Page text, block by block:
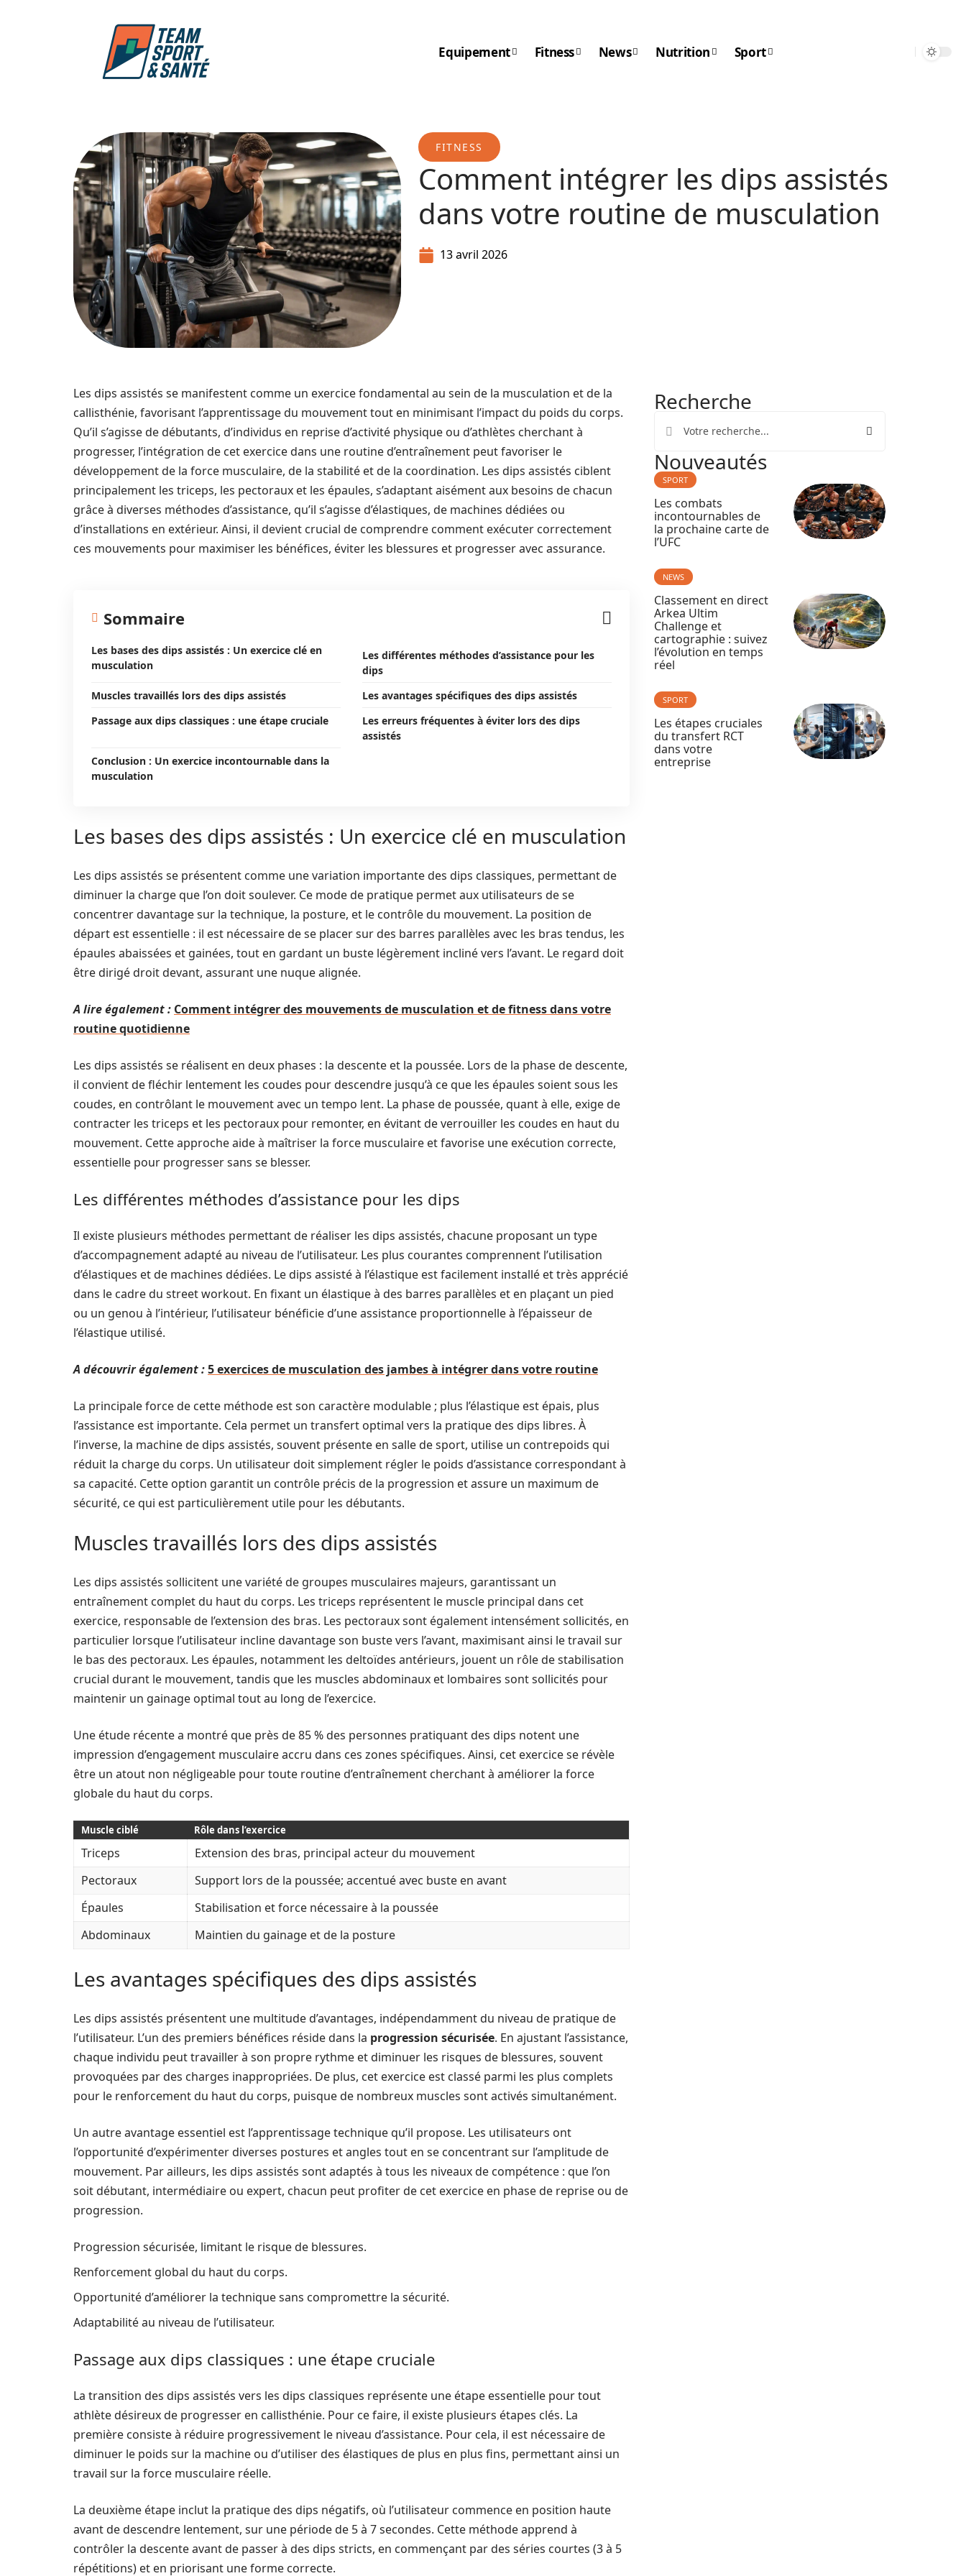
Equipement Fitness News Nutrition Sport
FITNESS
Comment intégrer les dips assistés
dans votre routine de musculation
13 avril 2026
Les dips assistés se manifestent comme un exercice fondamental au sein de la musculation et de la
callisthénie, favorisant l’apprentissage du mouvement tout en minimisant l’impact du poids du corps.
Qu’il s’agisse de débutants, d’individus en reprise d’activité physique ou d’athlètes cherchant à
progresser, l’intégration de cet exercice dans une routine d’entraînement peut favoriser le
développement de la force musculaire, de la stabilité et de la coordination. Les dips assistés ciblent
principalement les triceps, les pectoraux et les épaules, s’adaptant aisément aux besoins de chacun
grâce à diverses méthodes d’assistance, qu’il s’agisse d’élastiques, de machines dédiées ou
d’installations en extérieur. Ainsi, il devient crucial de comprendre comment exécuter correctement
ces mouvements pour maximiser les bénéfices, éviter les blessures et progresser avec assurance.
Sommaire
Les bases des dips assistés : Un exercice clé en
musculation
Les différentes méthodes d’assistance pour les
dips
Muscles travaillés lors des dips assistés
Les avantages spécifiques des dips assistés
Passage aux dips classiques : une étape cruciale
Les erreurs fréquentes à éviter lors des dips
assistés
Conclusion : Un exercice incontournable dans la
musculation
Les bases des dips assistés : Un exercice clé en musculation
Les dips assistés se présentent comme une variation importante des dips classiques, permettant de
diminuer la charge que l’on doit soulever. Ce mode de pratique permet aux utilisateurs de se
concentrer davantage sur la technique, la posture, et le contrôle du mouvement. La position de
départ est essentielle : il est nécessaire de se placer sur des barres parallèles avec les bras tendus, les
épaules abaissées et gainées, tout en gardant un buste légèrement incliné vers l’avant. Le regard doit
être dirigé droit devant, assurant une nuque alignée.
A lire également : Comment intégrer des mouvements de musculation et de fitness dans votre
routine quotidienne
Les dips assistés se réalisent en deux phases : la descente et la poussée. Lors de la phase de descente,
il convient de fléchir lentement les coudes pour descendre jusqu’à ce que les épaules soient sous les
coudes, en contrôlant le mouvement avec un tempo lent. La phase de poussée, quant à elle, exige de
contracter les triceps et les pectoraux pour remonter, en évitant de verrouiller les coudes en haut du
mouvement. Cette approche aide à maîtriser la force musculaire et favorise une exécution correcte,
essentielle pour progresser sans se blesser.
Les différentes méthodes d’assistance pour les dips
Il existe plusieurs méthodes permettant de réaliser les dips assistés, chacune proposant un type
d’accompagnement adapté au niveau de l’utilisateur. Les plus courantes comprennent l’utilisation
d’élastiques et de machines dédiées. Le dips assisté à l’élastique est facilement installé et très apprécié
dans le cadre du street workout. En fixant un élastique à des barres parallèles et en plaçant un pied
ou un genou à l’intérieur, l’utilisateur bénéficie d’une assistance proportionnelle à l’épaisseur de
l’élastique utilisé.
A découvrir également :5 exercices de musculation des jambes à intégrer dans votre routine
La principale force de cette méthode est son caractère modulable ; plus l’élastique est épais, plus
l’assistance est importante. Cela permet un transfert optimal vers la pratique des dips libres. À
l’inverse, la machine de dips assistés, souvent présente en salle de sport, utilise un contrepoids qui
réduit la charge du corps. Un utilisateur doit simplement régler le poids d’assistance correspondant à
sa capacité. Cette option garantit un contrôle précis de la progression et assure un maximum de
sécurité, ce qui est particulièrement utile pour les débutants.
Muscles travaillés lors des dips assistés
Les dips assistés sollicitent une variété de groupes musculaires majeurs, garantissant un
entraînement complet du haut du corps. Les triceps représentent le muscle principal dans cet
exercice, responsable de l’extension des bras. Les pectoraux sont également intensément sollicités, en
particulier lorsque l’utilisateur incline davantage son buste vers l’avant, maximisant ainsi le travail sur
le bas des pectoraux. Les épaules, notamment les deltoïdes antérieurs, jouent un rôle de stabilisation
crucial durant le mouvement, tandis que les muscles abdominaux et lombaires sont sollicités pour
maintenir un gainage optimal tout au long de l’exercice.
Une étude récente a montré que près de 85 % des personnes pratiquant des dips notent une
impression d’engagement musculaire accru dans ces zones spécifiques. Ainsi, cet exercice se révèle
être un atout non négligeable pour toute routine d’entraînement cherchant à améliorer la force
globale du haut du corps.
Muscle ciblé Rôle dans l’exercice
Triceps
Extension des bras, principal acteur du mouvement
Pectoraux
Support lors de la poussée; accentué avec buste en avant
Épaules
Stabilisation et force nécessaire à la poussée
Abdominaux
Maintien du gainage et de la posture
Les avantages spécifiques des dips assistés
Les dips assistés présentent une multitude d’avantages, indépendamment du niveau de pratique de
l’utilisateur. L’un des premiers bénéfices réside dans la progression sécurisée. En ajustant l’assistance,
chaque individu peut travailler à son propre rythme et diminuer les risques de blessures, souvent
provoquées par des charges inappropriées. De plus, cet exercice est classé parmi les plus complets
pour le renforcement du haut du corps, puisque de nombreux muscles sont activés simultanément.
Un autre avantage essentiel est l’apprentissage technique qu’il propose. Les utilisateurs ont
l’opportunité d’expérimenter diverses postures et angles tout en se concentrant sur l’amplitude de
mouvement. Par ailleurs, les dips assistés sont adaptés à tous les niveaux de compétence : que l’on
soit débutant, intermédiaire ou expert, chacun peut profiter de cet exercice en phase de reprise ou de
progression.
Progression sécurisée, limitant le risque de blessures.
Renforcement global du haut du corps.
Opportunité d’améliorer la technique sans compromettre la sécurité.
Adaptabilité au niveau de l’utilisateur.
Passage aux dips classiques : une étape cruciale
La transition des dips assistés vers les dips classiques représente une étape essentielle pour tout
athlète désireux de progresser en callisthénie. Pour ce faire, il existe plusieurs étapes clés. La
première consiste à réduire progressivement le niveau d’assistance. Pour cela, il est nécessaire de
diminuer le poids sur la machine ou d’utiliser des élastiques de plus en plus fins, permettant ainsi un
travail sur la force musculaire réelle.
La deuxième étape inclut la pratique des dips négatifs, où l’utilisateur commence en position haute
avant de descendre lentement, sur une période de 5 à 7 secondes. Cette méthode apprend à
contrôler la descente avant de passer à des dips stricts, en commençant par des séries courtes (3 à 5
répétitions) et en priorisant une forme correcte.
Recherche
Nouveautés
SPORT
Les combats
incontournables de
la prochaine carte de
l’UFC
NEWS
Classement en direct
Arkea Ultim
Challenge et
cartographie : suivez
l’évolution en temps
réel
SPORT
Les étapes cruciales
du transfert RCT
dans votre
entreprise